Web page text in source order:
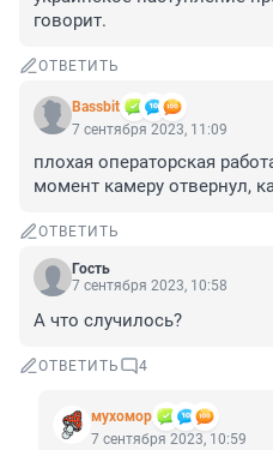
говорит.
ОТВЕТИТЬ
Bassbit
7 сентября 2023, 11:09
плохая операторская
момент камеру отвернул,
ОТВЕТИТЬ
Гость
7 сентября 2023, 10:58
А что случилось?
ОТВЕТИТЬ 4
мухомор
7 сентября 2023, 10:59